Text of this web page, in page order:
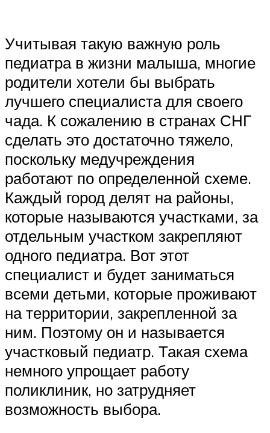
Учитывая такую важную роль
педиатра в жизни малыша, многие
родители хотели бы выбрать
лучшего специалиста для своего
чада. К сожалению в странах СНГ
сделать это достаточно тяжело,
поскольку медучреждения
работают по определенной схеме.
Каждый город делят на районы,
которые называются участками, за
отдельным участком закрепляют
одного педиатра. Вот этот
специалист и будет заниматься
всеми детьми, которые проживают
на территории, закрепленной за
ним. Поэтому он и называется
участковый педиатр. Такая схема
немного упрощает работу
поликлиник, но затрудняет
возможность выбора.